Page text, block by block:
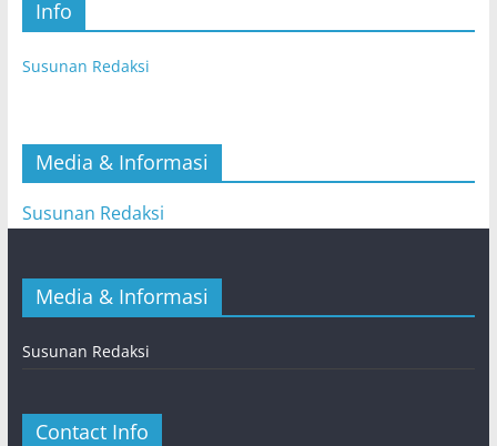
Info
Susunan Redaksi
Media & Informasi
Susunan Redaksi
Media & Informasi
Susunan Redaksi
Contact Info